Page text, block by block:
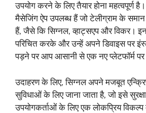
उपयोग करने के लिए तैयार होना महत्वपूर्ण
मैसेजिंग ऐप उपलब्ध हैं जो टेलीग्राम के
हैं, जैसे कि सिग्नल, व्हाट्सएप और विकर।
परिचित करके और उन्हें अपने डिवाइस पर
पड़ने पर आप आसानी से एक नए प्लेटफॉर्म
उदाहरण के लिए, सिग्नल अपने मजबूत
सुविधाओं के लिए जाना जाता है, जो इसे
उपयोगकर्ताओं के लिए एक लोकप्रिय